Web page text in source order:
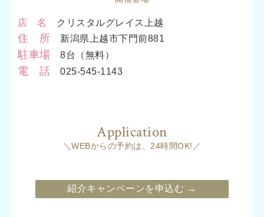
店 名 クリスタルグレイス上越
住 所 新潟県上越市下門前881
駐車場 8台（無料）
電 話 025-545-1143
Application
＼WEBからの予約は、24時間OK!／
紹介キャンペーンを申込む →